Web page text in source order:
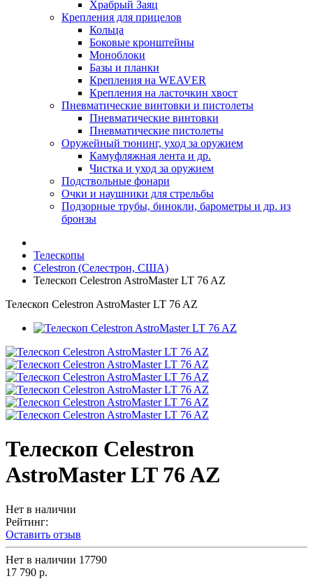
Храбрый Заяц
Крепления для прицелов
Кольца
Боковые кронштейны
Моноблоки
Базы и планки
Крепления на WEAVER
Крепления на ласточкин хвост
Пневматические винтовки и пистолеты
Пневматические винтовки
Пневматические пистолеты
Оружейный тюнинг, уход за оружием
Камуфляжная лента и др.
Чистка и уход за оружием
Подствольные фонари
Очки и наушники для стрельбы
Подзорные трубы, бинокли, барометры и др. из
бронзы
Телескопы
Celestron (Селестрон, США)
Телескоп Celestron AstroMaster LT 76 AZ
Телескоп Celestron AstroMaster LT 76 AZ
Телескоп Celestron
AstroMaster LT 76 AZ
Нет в наличии
Рейтинг:
Оставить отзыв
Нет в наличии 17790
17 790 р.